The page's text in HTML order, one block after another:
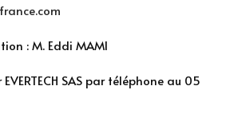
: M. Eddi MAMI
SAS par téléphone au 05